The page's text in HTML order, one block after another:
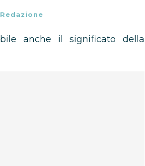
anche il significato della